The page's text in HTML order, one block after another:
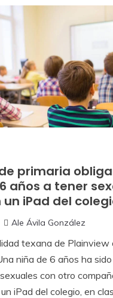
primaria
años a tener
iPad del
Ale Ávila González
texana de Plainview
niña de 6 años ha
con otro
iPad del colegio, en